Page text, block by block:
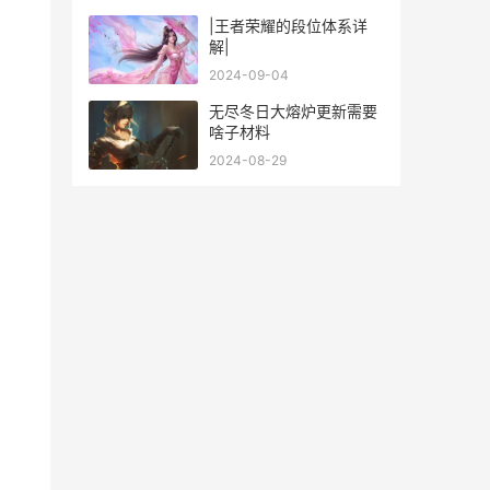
|王者荣耀的段位体系详
解|
2024-09-04
无尽冬日大熔炉更新需要
啥子材料
2024-08-29